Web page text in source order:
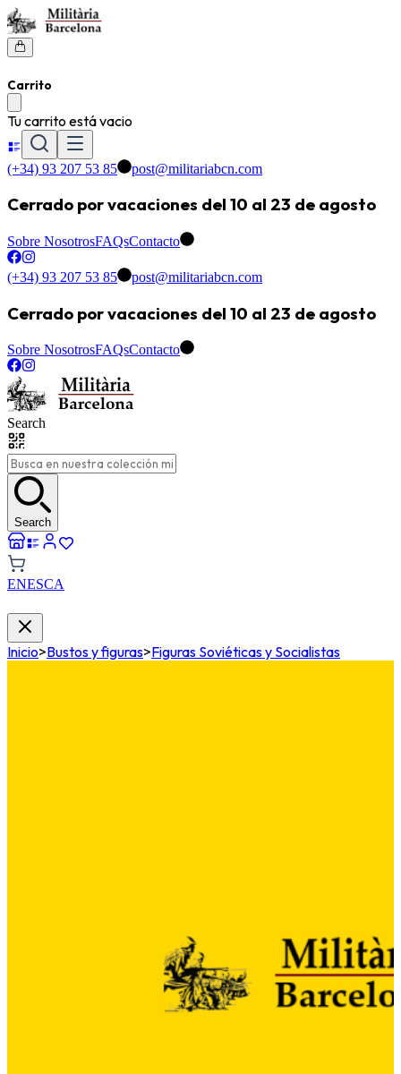
Carrito
Tu carrito está vacio
(+34) 93 207 53 85 post@militariabcn.com
Cerrado por vacaciones del 10 al 23 de agosto
Sobre NosotrosFAQsContacto
(+34) 93 207 53 85 post@militariabcn.com
Cerrado por vacaciones del 10 al 23 de agosto
Sobre NosotrosFAQsContacto
Search
Search
ENESCA
Inicio>Bustos y figuras>Figuras Soviéticas y Socialistas